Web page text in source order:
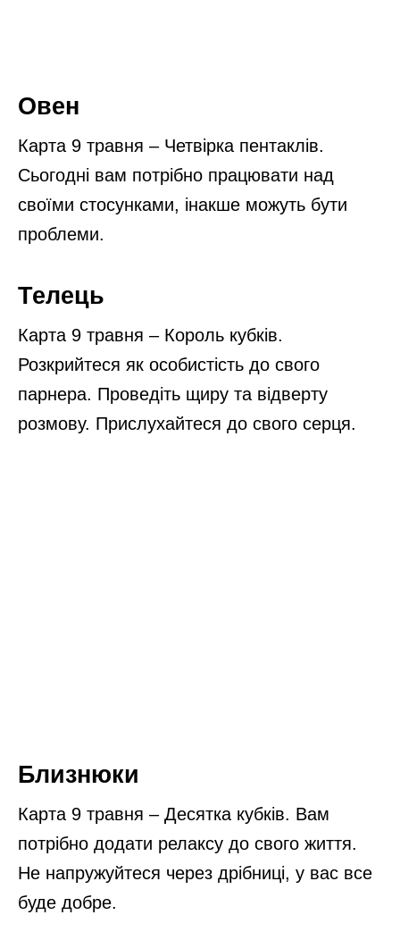
Овен
Карта 9 травня – Четвірка пентаклів.
Сьогодні вам потрібно працювати над
своїми стосунками, інакше можуть бути
проблеми.
Телець
Карта 9 травня – Король кубків.
Розкрийтеся як особистість до свого
парнера. Проведіть щиру та відверту
розмову. Прислухайтеся до свого серця.
Близнюки
Карта 9 травня – Десятка кубків. Вам
потрібно додати релаксу до свого життя.
Не напружуйтеся через дрібниці, у вас все
буде добре.